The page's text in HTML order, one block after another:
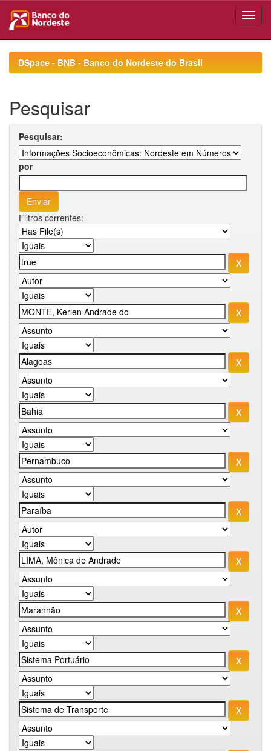
navigationDSpace - BNB - Banco do Nordeste do Brasil
Pesquisar
Pesquisar:
por
Filtros correntes: